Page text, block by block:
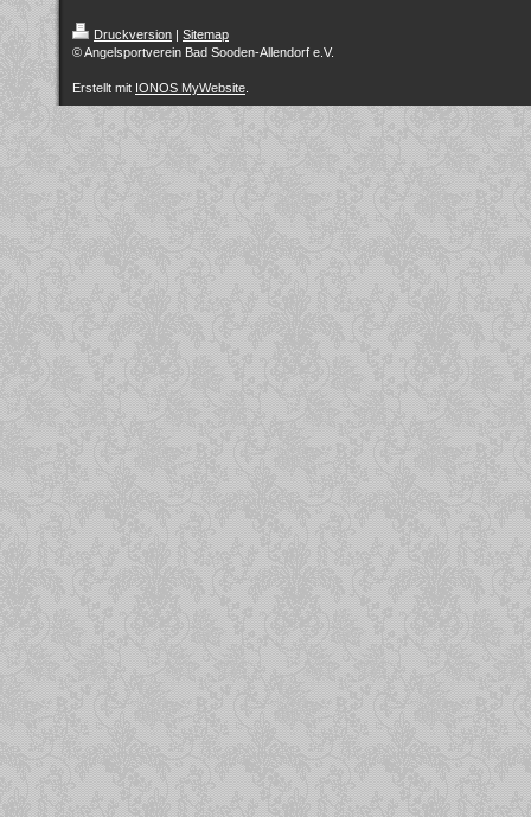
Druckversion | Sitemap
© Angelsportverein Bad Sooden-Allendorf e.V.
Erstellt mit IONOS MyWebsite